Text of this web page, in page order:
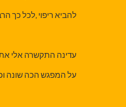
להביא ריפוי ,לכל כך
עדינה התקשרה אלי
על המפגש הכה שונה